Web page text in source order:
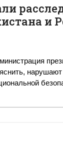
и
нарушают